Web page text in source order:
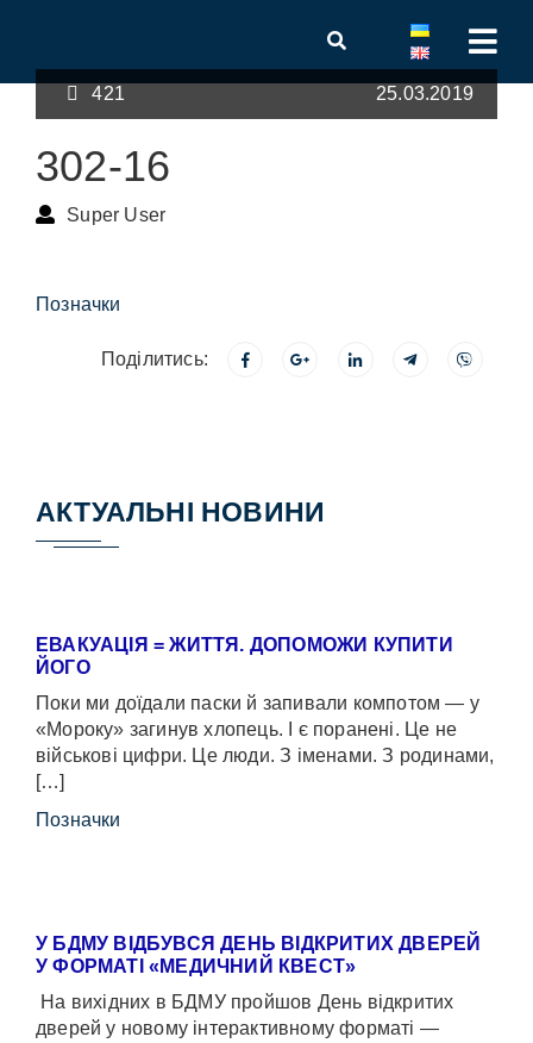
421 25.03.2019
302-16
Super User
Позначки
Поділитись:
АКТУАЛЬНІ НОВИНИ
ЕВАКУАЦІЯ = ЖИТТЯ. ДОПОМОЖИ КУПИТИ
ЙОГО
Поки ми доїдали паски й запивали компотом — у
«Мороку» загинув хлопець. І є поранені. Це не
військові цифри. Це люди. З іменами. З родинами,
[…]
Позначки
У БДМУ ВІДБУВСЯ ДЕНЬ ВІДКРИТИХ ДВЕРЕЙ
У ФОРМАТІ «МЕДИЧНИЙ КВЕСТ»
На вихідних в БДМУ пройшов День відкритих
дверей у новому інтерактивному форматі —